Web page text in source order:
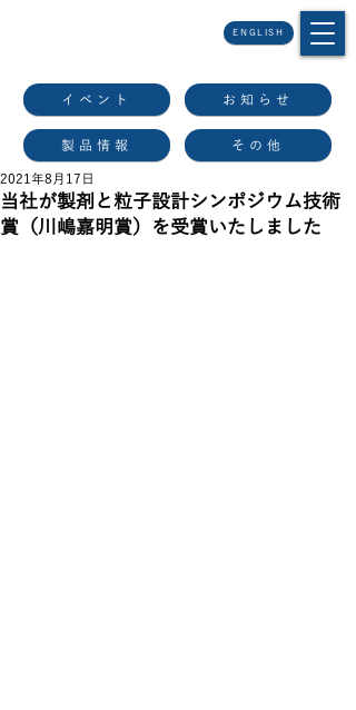
ENGLISH
イベント お知らせ
製品情報 その他
当社が製剤と粒子設計シンポジウム技術
賞（川嶋嘉明賞）を受賞いたしました
2021年8月17日